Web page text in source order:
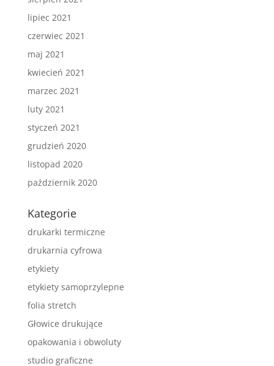
lipiec 2021
czerwiec 2021
maj 2021
kwiecień 2021
marzec 2021
luty 2021
styczeń 2021
grudzień 2020
listopad 2020
październik 2020
Kategorie
drukarki termiczne
drukarnia cyfrowa
etykiety
etykiety samoprzylepne
folia stretch
Głowice drukujące
opakowania i obwoluty
studio graficzne